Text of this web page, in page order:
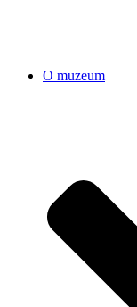
O muzeum